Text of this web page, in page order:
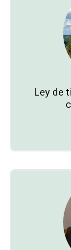
Ley de